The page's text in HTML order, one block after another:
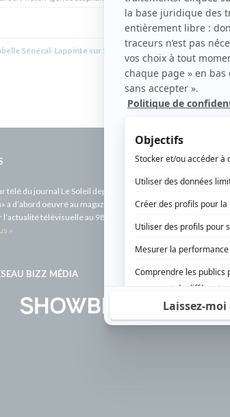
Sénécal-Lapointe sur Showbizz.net
télé du journal Le Soleil depuis 2001, Richard Therrien
a d’abord oeuvré au magazine TV Hebdo de 1996 à 2001.
télévisuelle au 98,5.
»
BIZZ MÉDIA